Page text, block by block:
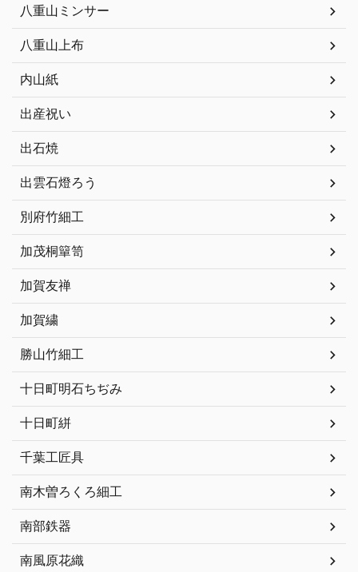
八重山ミンサー
八重山上布
内山紙
出産祝い
出石焼
出雲石燈ろう
別府竹細工
加茂桐簞笥
加賀友禅
加賀繍
勝山竹細工
十日町明石ちぢみ
十日町絣
千葉工匠具
南木曽ろくろ細工
南部鉄器
南風原花織